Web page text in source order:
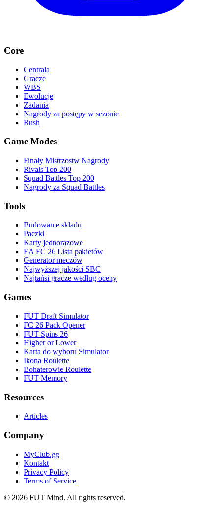
Core
Centrala
Gracze
WBS
Ewolucje
Zadania
Nagrody za postępy w sezonie
Rush
Game Modes
Finały Mistrzostw Nagrody
Rivals Top 200
Squad Battles Top 200
Nagrody za Squad Battles
Tools
Budowanie składu
Paczki
Karty jednorazowe
EA FC 26 Lista pakietów
Generator meczów
Najwyższej jakości SBC
Najtańsi gracze według oceny
Games
FUT Draft Simulator
FC 26 Pack Opener
FUT Spins 26
Higher or Lower
Karta do wyboru Simulator
Ikona Roulette
Bohaterowie Roulette
FUT Memory
Resources
Articles
Company
MyClub.gg
Kontakt
Privacy Policy
Terms of Service
© 2026 FUT Mind. All rights reserved.